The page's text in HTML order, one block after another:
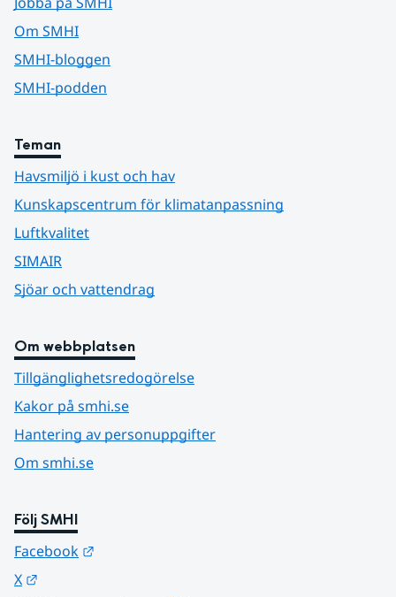
Om SMHI
SMHI-bloggen
SMHI-podden
Teman
Havsmiljö i kust och hav
Kunskapscentrum för klimatanpassning
Luftkvalitet
SIMAIR
Sjöar och vattendrag
Om webbplatsen
Tillgänglighetsredogörelse
Kakor på smhi.se
Hantering av personuppgifter
Om smhi.se
Följ SMHI
Facebook
X